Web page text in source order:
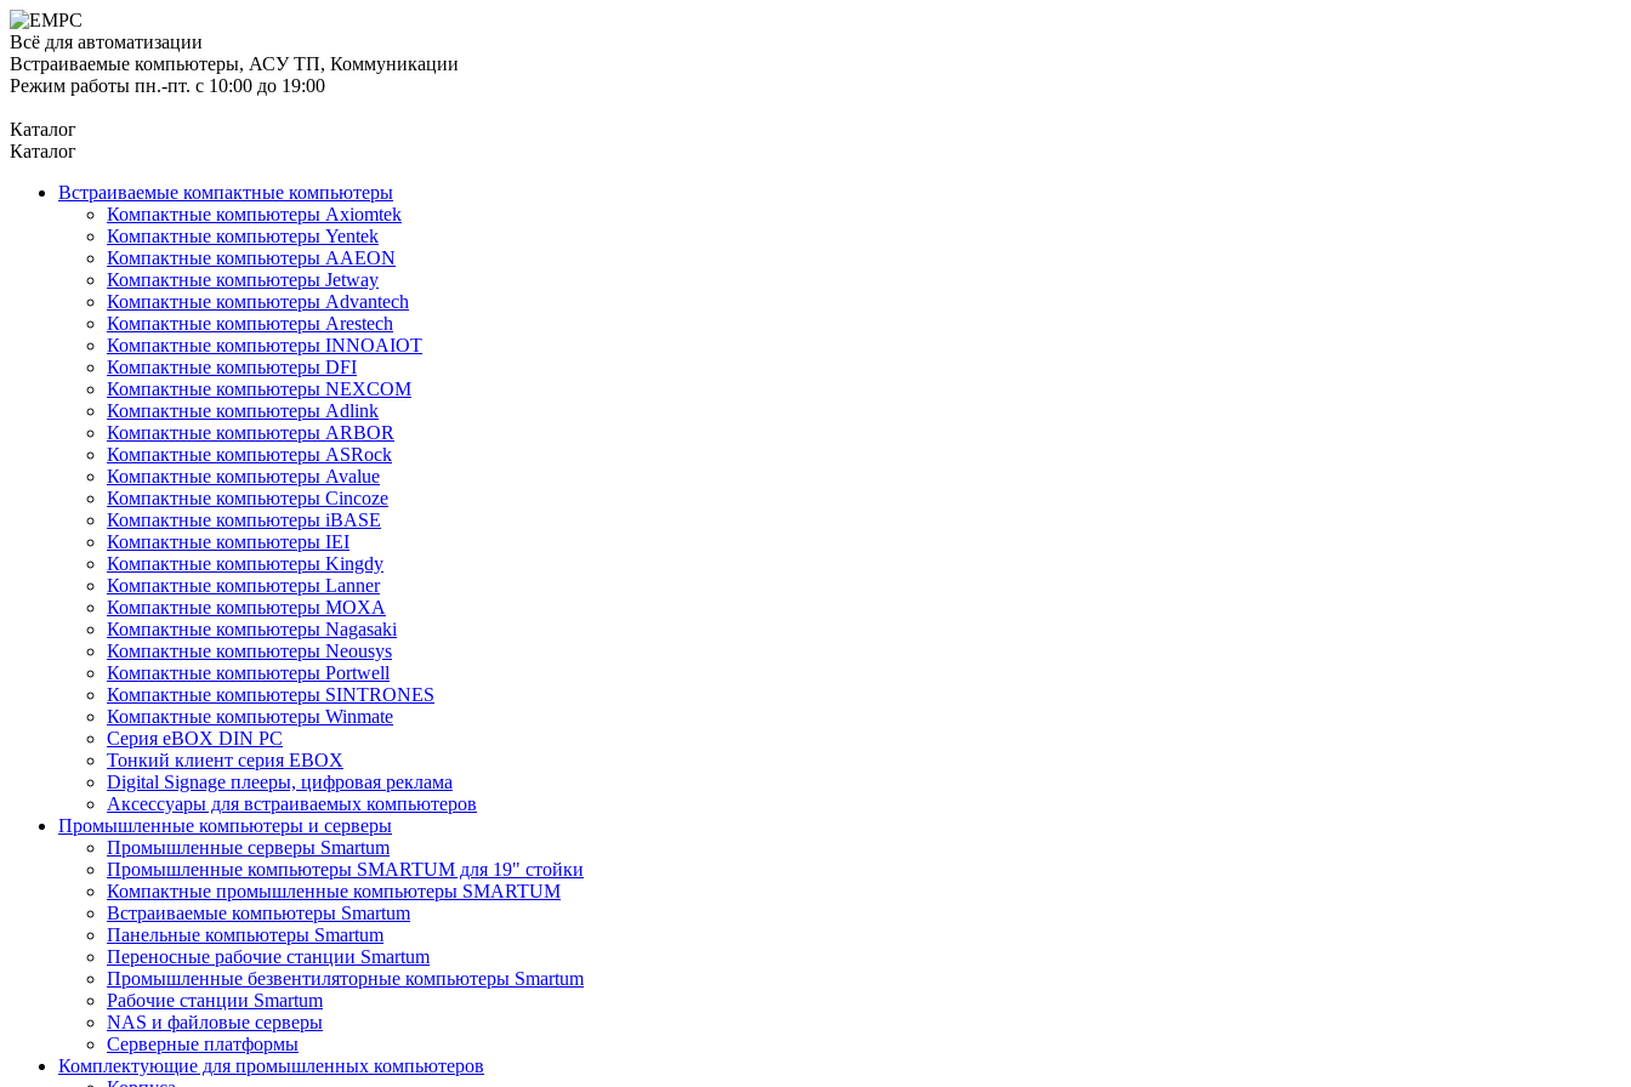
Всё для автоматизации
Встраиваемые компьютеры, АСУ ТП, Коммуникации
Режим работы пн.-пт. с 10:00 до 19:00
Каталог
Каталог
Встраиваемые компактные компьютеры
Компактные компьютеры Axiomtek
Компактные компьютеры Yentek
Компактные компьютеры AAEON
Компактные компьютеры Jetway
Компактные компьютеры Advantech
Компактные компьютеры Arestech
Компактные компьютеры INNOAIOT
Компактные компьютеры DFI
Компактные компьютеры NEXCOM
Компактные компьютеры Adlink
Компактные компьютеры ARBOR
Компактные компьютеры ASRock
Компактные компьютеры Avalue
Компактные компьютеры Cincoze
Компактные компьютеры iBASE
Компактные компьютеры IEI
Компактные компьютеры Kingdy
Компактные компьютеры Lanner
Компактные компьютеры MOXA
Компактные компьютеры Nagasaki
Компактные компьютеры Neousys
Компактные компьютеры Portwell
Компактные компьютеры SINTRONES
Компактные компьютеры Winmate
Серия eBOX DIN PC
Тонкий клиент серия EBOX
Digital Signage плееры, цифровая реклама
Аксессуары для встраиваемых компьютеров
Промышленные компьютеры и серверы
Промышленные серверы Smartum
Промышленные компьютеры SMARTUM для 19" стойки
Компактные промышленные компьютеры SMARTUM
Встраиваемые компьютеры Smartum
Панельные компьютеры Smartum
Переносные рабочие станции Smartum
Промышленные безвентиляторные компьютеры Smartum
Рабочие станции Smartum
NAS и файловые серверы
Серверные платформы
Комплектующие для промышленных компьютеров